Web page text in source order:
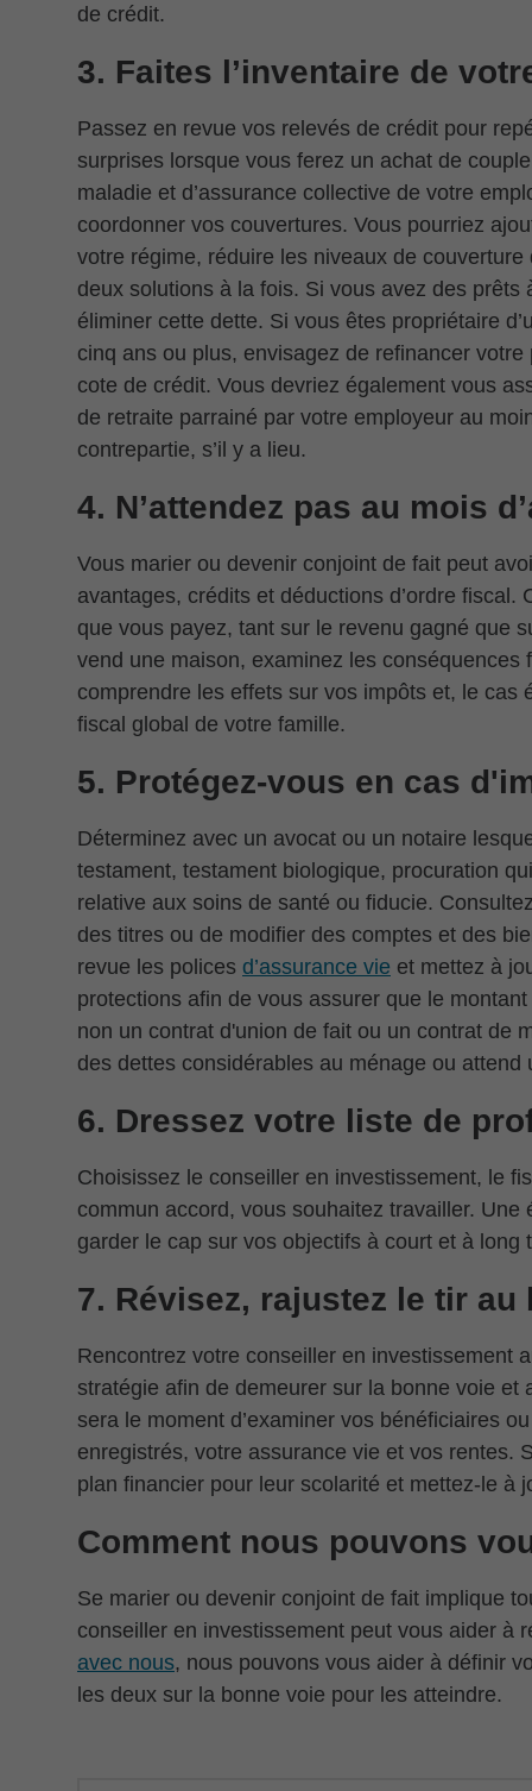
de crédit.
3. Faites l’inventaire de
Passez en revue vos relevés de crédit pour
surprises lorsque vous ferez un achat de
maladie et d’assurance collective de votre
coordonner vos couvertures. Vous pourriez
votre régime, réduire les niveaux de couverture
deux solutions à la fois. Si vous avez des
éliminer cette dette. Si vous êtes propriétaire
cinq ans ou plus, envisagez de refinancer votre
cote de crédit. Vous devriez également vous
de retraite parrainé par votre employeur au
contrepartie, s’il y a lieu.
4. N’attendez pas au mois
Vous marier ou devenir conjoint de fait peut
avantages, crédits et déductions d’ordre fiscal.
que vous payez, tant sur le revenu gagné que
vend une maison, examinez les conséquences
comprendre les effets sur vos impôts et, le
fiscal global de votre famille.
5. Protégez-vous en cas
Déterminez avec un avocat ou un notaire
testament, testament biologique, procuration
relative aux soins de santé ou fiducie.
des titres ou de modifier des comptes et des
revue les polices d’assurance vie et mettez à
protections afin de vous assurer que le
non un contrat d'union de fait ou un contrat de
des dettes considérables au ménage ou attend
6. Dressez votre liste de
Choisissez le conseiller en investissement, le
commun accord, vous souhaitez travailler.
garder le cap sur vos objectifs à court et à long
7. Révisez, rajustez le tir
Rencontrez votre conseiller en investissement
stratégie afin de demeurer sur la bonne voie
sera le moment d’examiner vos bénéficiaires
enregistrés, votre assurance vie et vos rentes.
plan financier pour leur scolarité et mettez-le à
Comment nous pouvons
Se marier ou devenir conjoint de fait implique
conseiller en investissement peut vous aider à
avec nous, nous pouvons vous aider à définir
les deux sur la bonne voie pour les atteindre.